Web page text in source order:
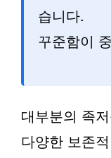
습니다.
꾸준함이
대부분의 족
다양한 보존